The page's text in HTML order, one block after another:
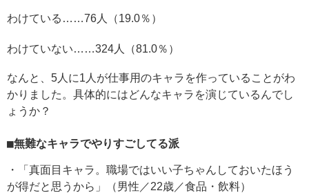
わけている……76人（19.0％）
わけていない……324人（81.0％）
なんと、5人に1人が仕事用のキャラを作っていることがわ
かりました。具体的にはどんなキャラを演じているんでし
ょうか？
■無難なキャラでやりすごしてる派
・「真面目キャラ。職場ではいい子ちゃんしておいたほう
が得だと思うから」（男性／22歳／食品・飲料）